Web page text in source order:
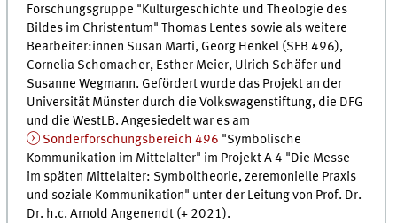
Forschungsgruppe "Kulturgeschichte und Theologie des
Bildes im Christentum" Thomas Lentes sowie als weitere
Bearbeiter:innen Susan Marti, Georg Henkel (SFB 496),
Cornelia Schomacher, Esther Meier, Ulrich Schäfer und
Susanne Wegmann. Gefördert wurde das Projekt an der
Universität Münster durch die Volkswagenstiftung, die DFG
und die WestLB. Angesiedelt war es am
Sonderforschungsbereich 496 "Symbolische
Kommunikation im Mittelalter" im Projekt A 4 "Die Messe
im späten Mittelalter: Symboltheorie, zeremonielle Praxis
und soziale Kommunikation" unter der Leitung von Prof. Dr.
Dr. h.c. Arnold Angenendt (+ 2021).